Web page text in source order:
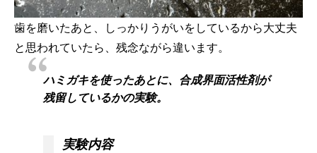
歯を磨いたあと、しっかりうがいをしているから大丈夫
と思われていたら、残念ながら違います。
ハミガキを使ったあとに、合成界面活性剤が
残留しているかの実験。
実験内容